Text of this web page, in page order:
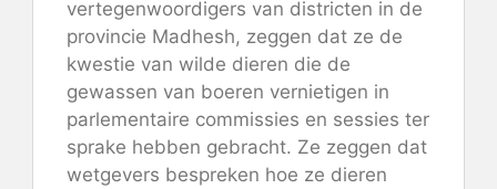
vertegenwoordigers van districten in de
provincie Madhesh, zeggen dat ze de
kwestie van wilde dieren die de
gewassen van boeren vernietigen in
parlementaire commissies en sessies ter
sprake hebben gebracht. Ze zeggen dat
wetgevers bespreken hoe ze dieren